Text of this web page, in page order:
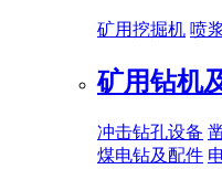
矿用挖掘机 喷
矿用钻机
冲击钻孔设备
煤电钻及配件